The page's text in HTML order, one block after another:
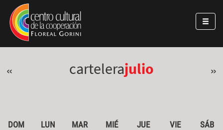
Pasar al contenido principal
Jump to main content
« cartelerajulio »
DOM LUN MAR MIÉ JUE VIE
SÁB